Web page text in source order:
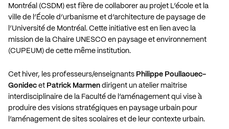
Montréal (CSDM) est fière de collaborer au projet L’école et la
ville de l’École d’urbanisme et d’architecture de paysage de
l’Université de Montréal. Cette initiative est en lien avec la
mission de la Chaire UNESCO en paysage et environnement
(CUPEUM) de cette même institution.
Cet hiver, les professeurs/enseignants Philippe Poullaouec-
Gonidec et Patrick Marmen dirigent un atelier maitrise
interdisciplinaire de la Faculté de l’aménagement qui vise à
produire des visions stratégiques en paysage urbain pour
l’aménagement de sites scolaires et de leur contexte urbain.